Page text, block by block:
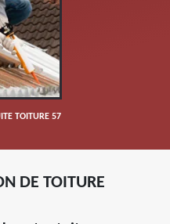
TOITURE 57
DE TOITURE